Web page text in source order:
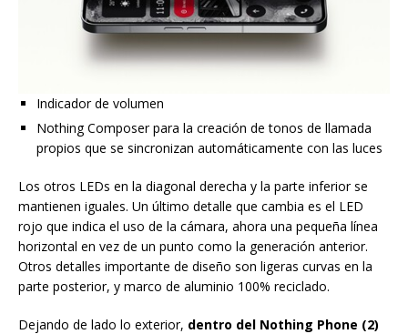
Indicador de volumen
Nothing Composer para la creación de tonos de llamada
propios que se sincronizan automáticamente con las luces
Los otros LEDs en la diagonal derecha y la parte inferior se
mantienen iguales. Un último detalle que cambia es el LED
rojo que indica el uso de la cámara, ahora una pequeña línea
horizontal en vez de un punto como la generación anterior.
Otros detalles importante de diseño son ligeras curvas en la
parte posterior, y marco de aluminio 100% reciclado.
Dejando de lado lo exterior, dentro del Nothing Phone (2)